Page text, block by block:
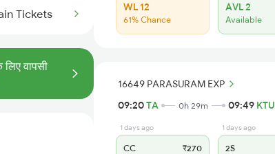
Tickets
वापसी
WL 12
61% Chance
AVL 2
Available
16649 PARASURAM EXP
09:20TA 0h 29m 09:49 KTU
1 days ago
CC ₹270
1 days ago
2S